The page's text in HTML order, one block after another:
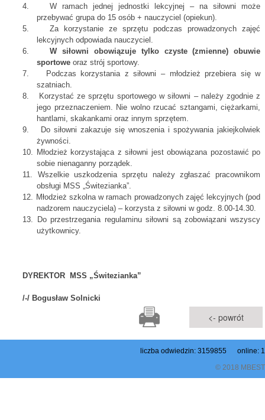
4.
W ramach jednej jednostki lekcyjnej – na siłowni może
przebywać grupa do 15 osób + nauczyciel (opiekun).
5.
Za korzystanie ze sprzętu podczas prowadzonych zajęć
lekcyjnych odpowiada nauczyciel.
6.
W siłowni obowiązuje tylko czyste (zmienne) obuwie
sportowe oraz strój sportowy.
7.
Podczas korzystania z siłowni – młodzież przebiera się w
szatniach.
8.
Korzystać ze sprzętu sportowego w siłowni – należy zgodnie z
jego przeznaczeniem. Nie wolno rzucać sztangami, ciężarkami,
hantlami, skakankami oraz innym sprzętem.
9.
Do siłowni zakazuje się wnoszenia i spożywania jakiejkolwiek
żywności.
10. Młodzież korzystająca z siłowni jest obowiązana pozostawić po
sobie nienaganny porządek.
11. Wszelkie uszkodzenia sprzętu należy zgłaszać pracownikom
obsługi MSS „Świtezianka”.
12. Młodzież szkolna w ramach prowadzonych zajęć lekcyjnych (pod
nadzorem nauczyciela) – korzysta z siłowni w godz. 8.00-14.30.
13. Do przestrzegania regulaminu siłowni są zobowiązani wszyscy
użytkownicy.
DYREKTOR MSS „Świtezianka”
/-/ Bogusław Solnicki
<- powrót
liczba odwiedzin: 3159855 online: 1
© 2018 MBEST